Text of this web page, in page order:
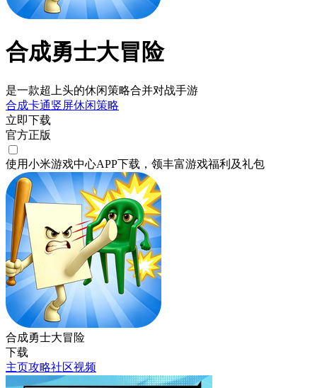
合成勇士大冒险
是一款超上头的休闲策略合并对战手游
合成卡通竖屏休闲策略
立即下载
官方正版
使用小米游戏中心APP下载 ，领丰富游戏福利 及礼包
合成勇士大冒险
下载
主页攻略社区视频